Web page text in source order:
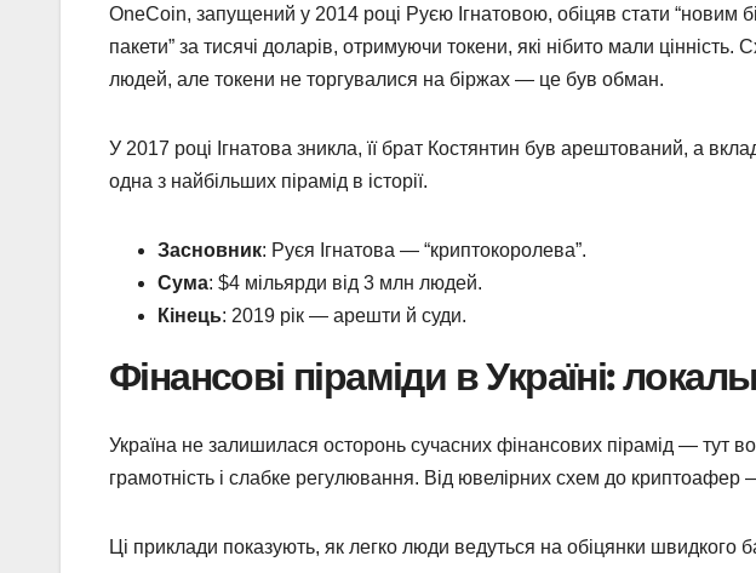
OneCoin, запущений у 2014 році Руєю Ігнатовою, обіцяв стати “новим
пакети” за тисячі доларів, отримуючи токени, які нібито мали цінність.
людей, але токени не торгувалися на біржах — це був обман.
У 2017 році Ігнатова зникла, її брат Костянтин був арештований, а
одна з найбільших пірамід в історії.
Засновник: Руєя Ігнатова — “криптокоролева”.
Сума: $4 мільярди від 3 млн людей.
Кінець: 2019 рік — арешти й суди.
Фінансові піраміди в Україні:
Україна не залишилася осторонь сучасних фінансових пірамід — тут
грамотність і слабке регулювання. Від ювелірних схем до криптоафер
Ці приклади показують, як легко люди ведуться на обіцянки швидкого